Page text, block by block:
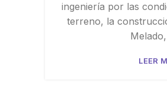
ingeniería por las
terreno, la
LEER